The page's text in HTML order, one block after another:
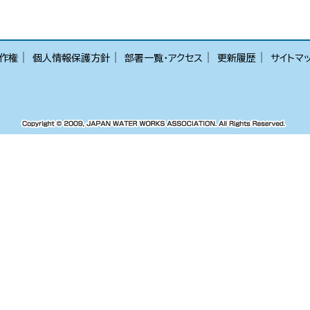
権│ 個人情報保護方針│ 部署一覧・アクセス 更新履歴 サイトマ